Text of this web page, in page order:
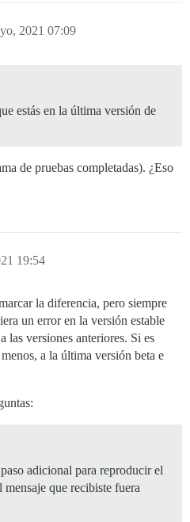
2021 07:09
estás en la última versión de
de pruebas completadas). ¿Eso
19:54
la diferencia, pero siempre
un error en la versión estable
las versiones anteriores. Si es
a la última versión beta e
adicional para reproducir el
que recibiste fuera